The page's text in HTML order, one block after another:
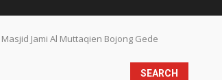
Jami Al Muttaqien Bojong Gede
SEARCH